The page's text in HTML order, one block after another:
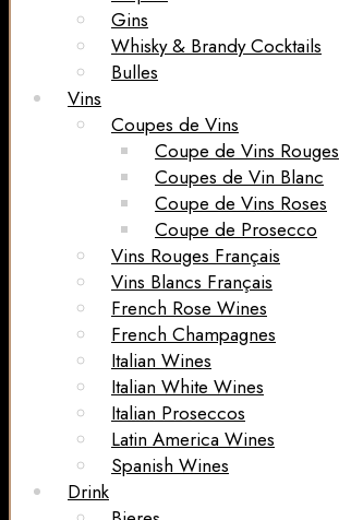
Gins
Whisky & Brandy Cocktails
Bulles
Vins
Coupes de Vins
Coupe de Vins Rouges
Coupes de Vin Blanc
Coupe de Vins Roses
Coupe de Prosecco
Vins Rouges Français
Vins Blancs Français
French Rose Wines
French Champagnes
Italian Wines
Italian White Wines
Italian Proseccos
Latin America Wines
Spanish Wines
Drink